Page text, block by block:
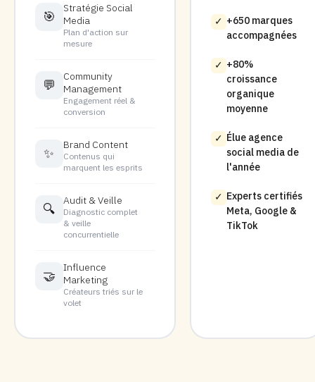
🎯
Stratégie Social
Media
Plan d'action sur
mesure
💬
Community
Management
Engagement réel &
conversion
✨
Brand Content
Contenus qui
marquent les esprits
🔍
Audit & Veille
Diagnostic complet
& veille
concurrentielle
🤝
Influence
Marketing
Créateurs triés sur le
volet
✓ +650 marques
accompagnées
✓ +80%
croissance
organique
moyenne
✓ Élue agence
social media de
l'année
✓ Experts certifiés
Meta, Google &
TikTok